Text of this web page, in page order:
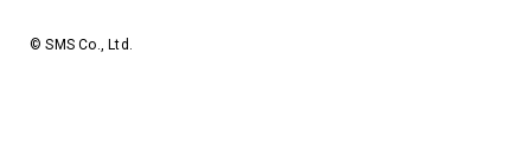
© SMS Co., Ltd.